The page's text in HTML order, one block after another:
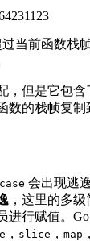
当前函数栈
，但是它包
数的栈帧复制
case 会出现逃
，这里的多
进行赋值。
， slice ， map ，